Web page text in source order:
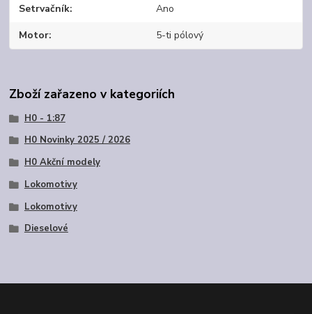
Setrvačník Ano
Motor 5-ti pólový
Zboží zařazeno v kategoriích
H0 - 1:87
H0 Novinky 2025 / 2026
H0 Akční modely
Lokomotivy
Lokomotivy
Dieselové